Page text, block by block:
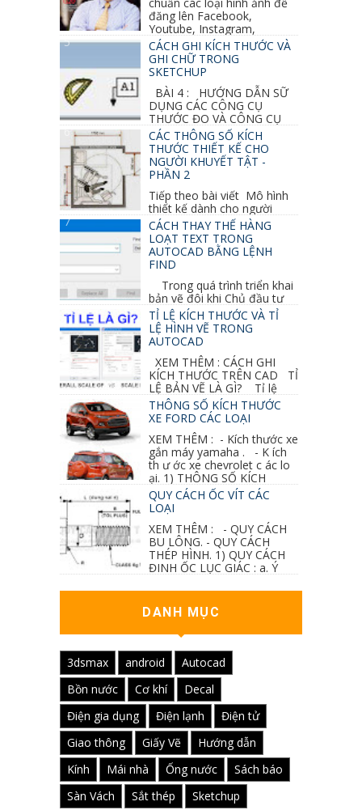
đăng lên Facebook,
Youtube, Instagram,
Linkedin, Pinterest...CÁCH GHI KÍCH THƯỚC VÀ
GHI CHỮ TRONG
SKETCHUP
BÀI 4 : HƯỚNG DẪN SỮ
DỤNG CÁC CÔNG CỤ
THƯỚC ĐO VÀ CÔNG CỤ
GHI CHỮ 2D, 3D TRONG SKETCHUP Ở bài
học trước ta đã...
CÁC THÔNG SỐ KÍCH
THƯỚC THIẾT KẾ CHO
NGƯỜI KHUYẾT TẬT -
PHẦN 2
Tiếp theo bài viết Mô hình
thiết kế dành cho người
khuyết tật ở phần 1 chúng ta cùng tìm hiểu
thêm các vấn đề và...
CÁCH THAY THẾ HÀNG
LOẠT TEXT TRONG
AUTOCAD BẰNG LỆNH
FIND
Trong quá trình triển khai
bản vẽ đôi khi Chủ đầu tư
thay đổi thiết kế hoặc do bản vẽ mình ghi chú
sai mục nào đó...
TỈ LỆ KÍCH THƯỚC VÀ TỈ
LỆ HÌNH VẼ TRONG
AUTOCAD
XEM THÊM : CÁCH GHI
KÍCH THƯỚC TRÊN CAD TỈ
LỆ BẢN VẼ LÀ GÌ? Tỉ lệ
của hình vẽ trong bản vẽ thiết kế kiến trúc...
THÔNG SỐ KÍCH THƯỚC
XE FORD CÁC LOẠI
XEM THÊM : - Kích thước xe
gắn máy yamaha . - K ích
th ư ớc xe chevrolet c ác lo
ại. 1) THÔNG SỐ KÍCH
QUY CÁCH ỐC VÍT CÁC
LOẠI
XEM THÊM : - QUY CÁCH
BU LÔNG. - QUY CÁCH
THÉP HÌNH. 1) QUY CÁCH
ĐINH ỐC LỤC GIÁC : a. Ý
DANH MỤC
3dsmax android
Autocad
Bồn nước
Cơ khí
Decal
Điện gia dụng
Điện lạnh
Điện tử
Giao thông
Giấy Vẽ
Hướng dẫn
Kính
Mái nhà Ống nước
Sách báo
Sàn Vách
Sắt thép
Sketchup